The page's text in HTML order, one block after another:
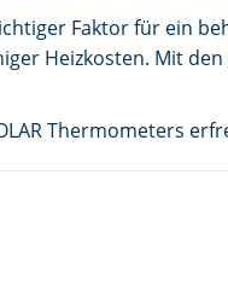
Faktor für ein
Heizkosten. Mit
Thermometers